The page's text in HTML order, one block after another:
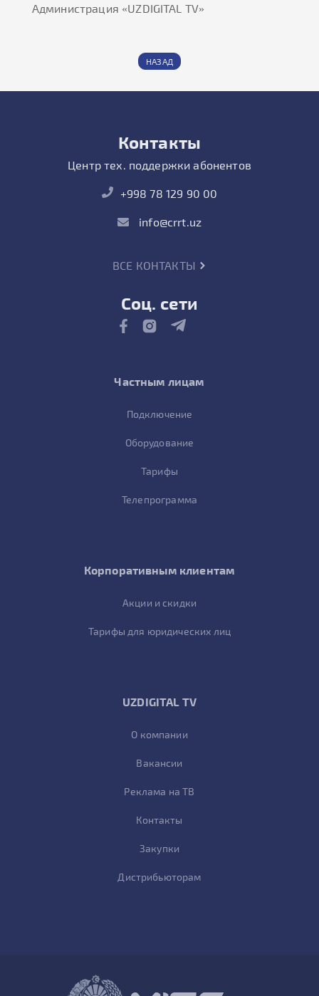
Администрация «UZDIGITAL TV»
НАЗАД
Контакты
Центр тех. поддержки абонентов
+998 78 129 90 00
info@crrt.uz
ВСЕ КОНТАКТЫ
Соц. сети
Частным лицам
Подключение
Оборудование
Тарифы
Телепрограмма
Корпоративным клиентам
Акции и скидки
Тарифы для юридических лиц
UZDIGITAL TV
О компании
Вакансии
Реклама на ТВ
Контакты
Закупки
Дистрибьюторам